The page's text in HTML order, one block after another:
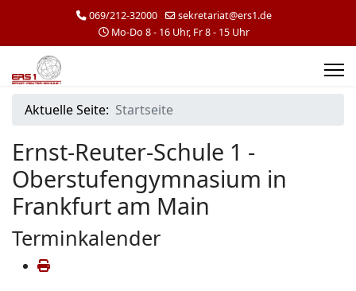
069/212-32000
sekretariat@ers1.de
Mo-Do 8 - 16 Uhr, Fr 8 - 15 Uhr
Aktuelle Seite: Startseite
Ernst-Reuter-Schule 1 -
Oberstufengymnasium in
Frankfurt am Main
Terminkalender